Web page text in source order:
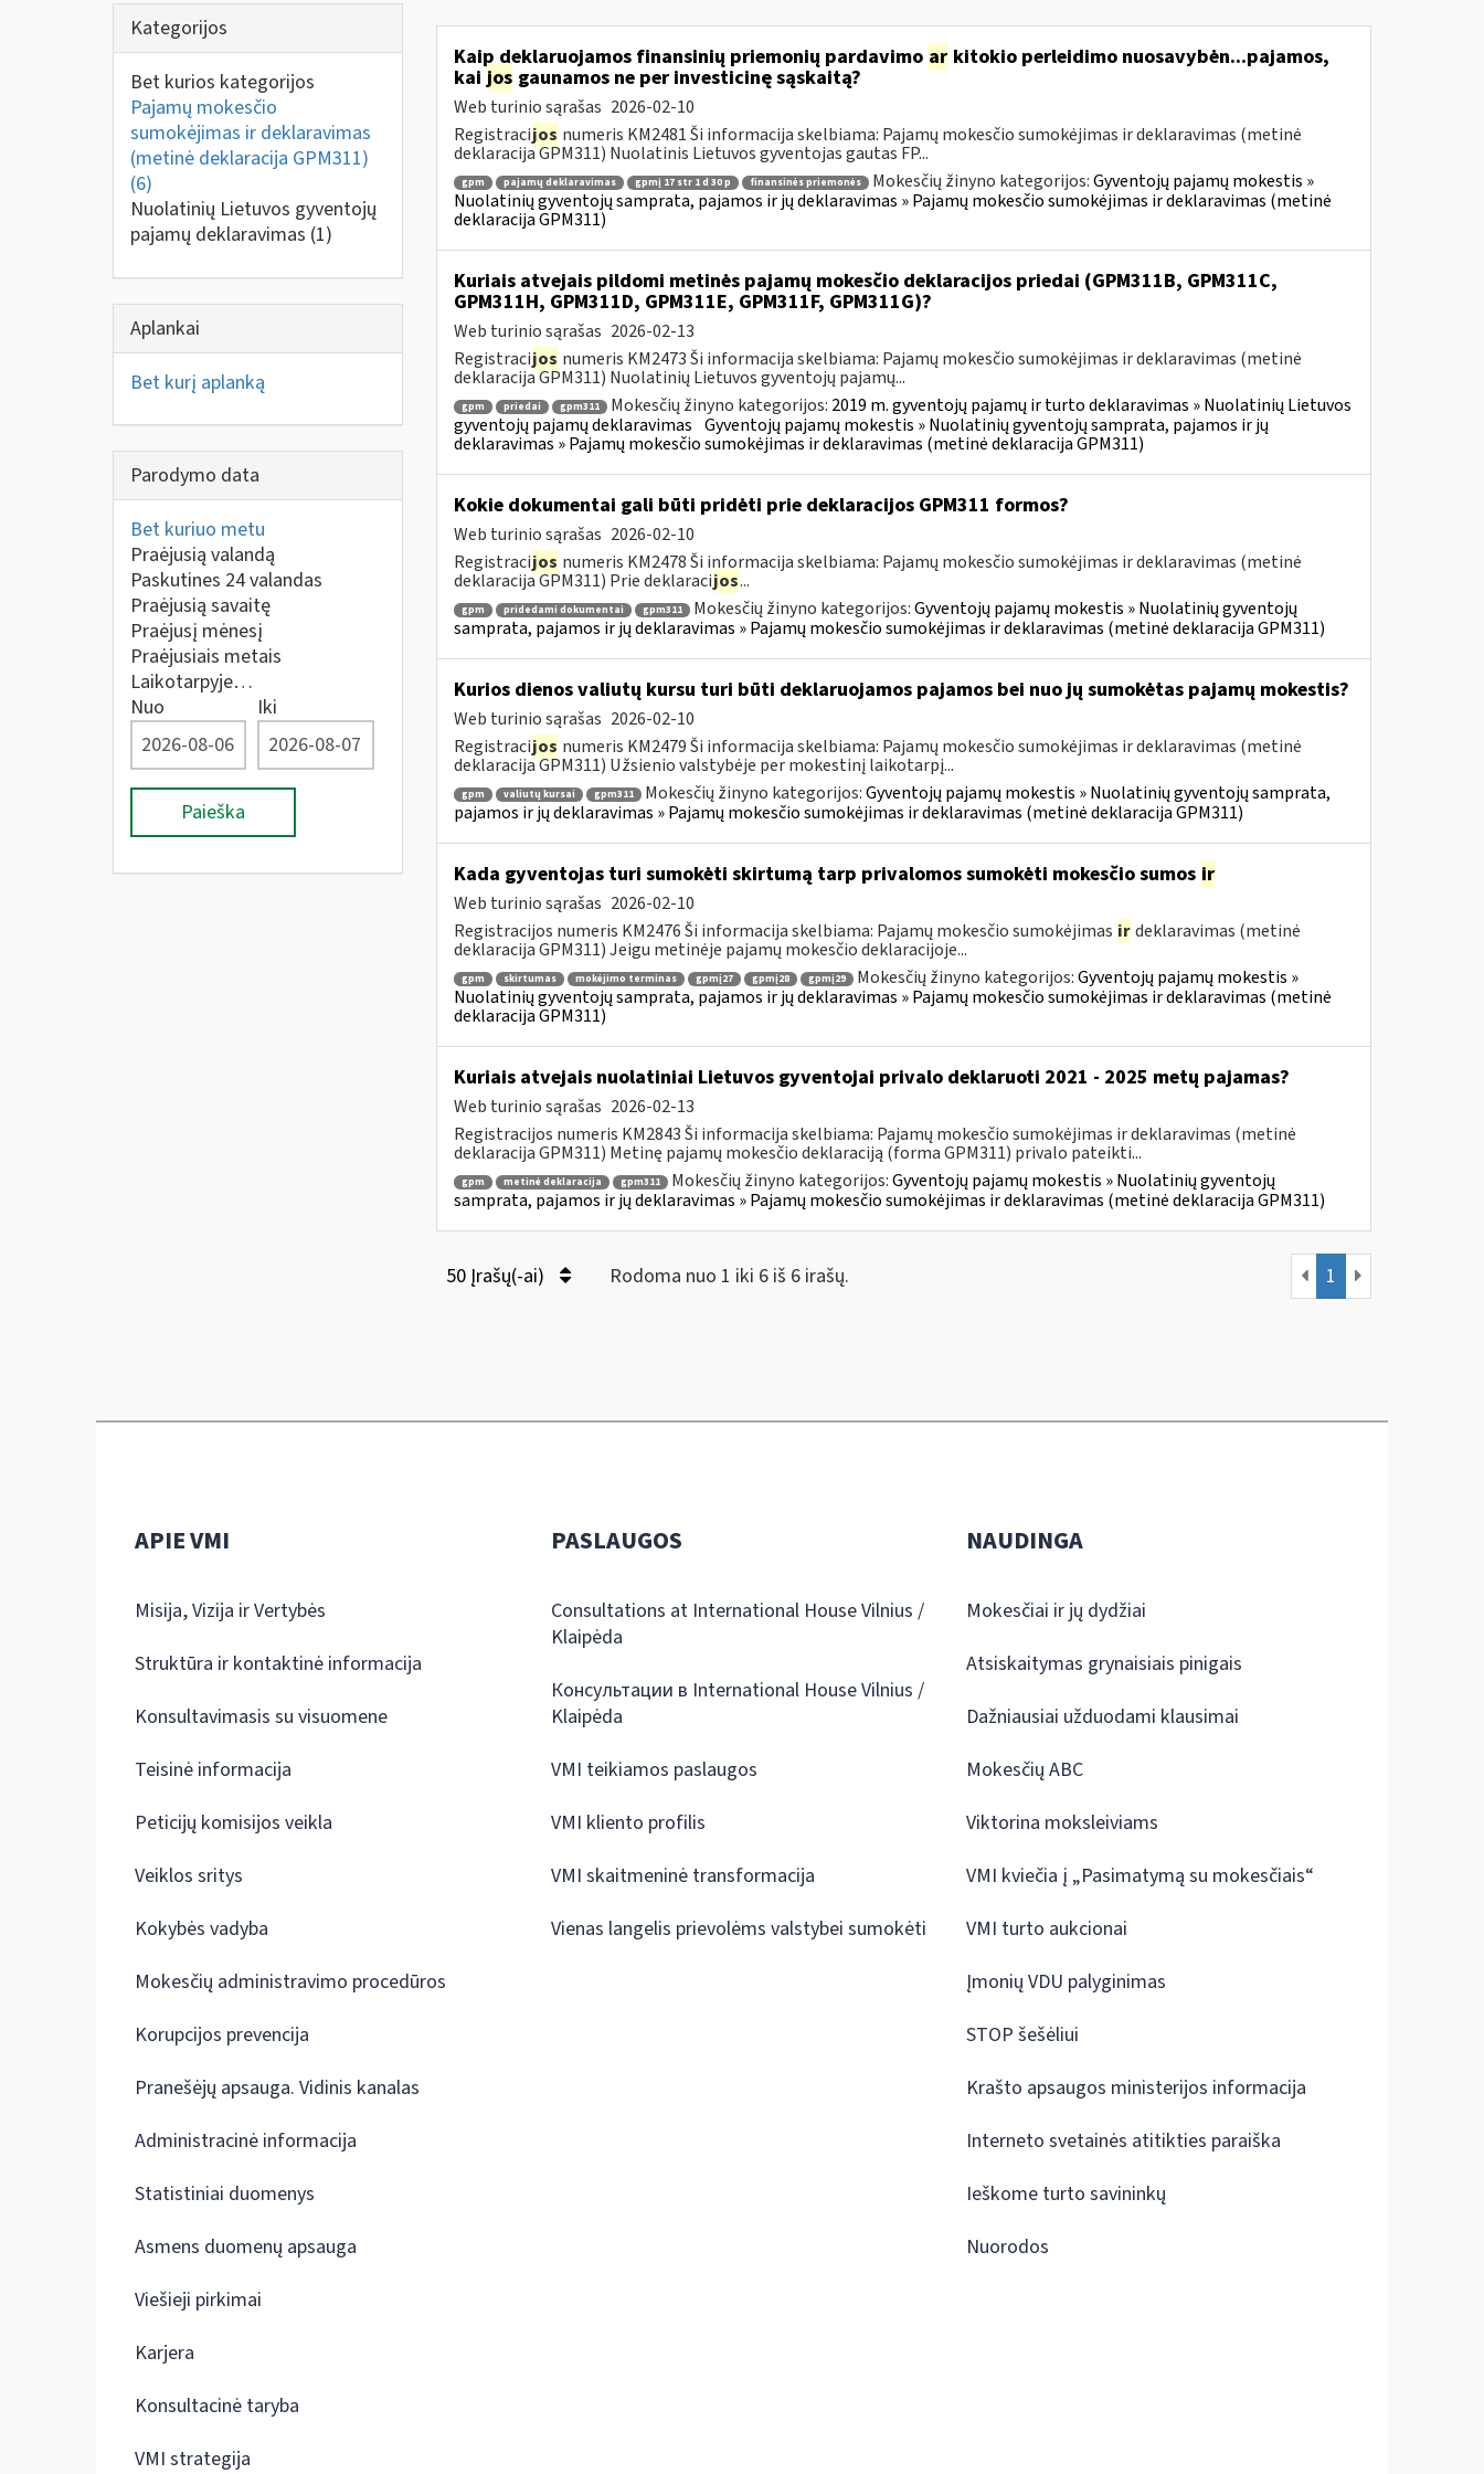
Kategorijos
Bet kurios kategorijos
Pajamų mokesčio
sumokėjimas ir deklaravimas
(metinė deklaracija GPM311)
(6)
Nuolatinių Lietuvos gyventojų
pajamų deklaravimas (1)
Aplankai
Bet kurį aplanką
Parodymo data
Bet kuriuo metu
Praėjusią valandą
Paskutines 24 valandas
Praėjusią savaitę
Praėjusį mėnesį
Praėjusiais metais
Laikotarpyje…
Nuo
Iki
Paieška
Kaip deklaruojamos finansinių priemonių pardavimo arkitokio perleidimo nuosavybėn...pajamos,
kai jos gaunamos ne per investicinę sąskaitą?
Web turinio sąrašas 2026-02-10
Registracijos numeris KM2481 Ši informacija skelbiama: Pajamų mokesčio sumokėjimas ir deklaravimas (metinė
deklaracija GPM311) Nuolatinis Lietuvos gyventojas gautas FP...
gpm pajamų deklaravimas gpmį 17 str 1 d 30 p finansinės priemonės Mokesčių žinyno kategorijos:Gyventojų pajamų mokestis »
Nuolatinių gyventojų samprata, pajamos ir jų deklaravimas » Pajamų mokesčio sumokėjimas ir deklaravimas (metinė
deklaracija GPM311)
Kuriais atvejais pildomi metinės pajamų mokesčio deklaracijos priedai (GPM311B, GPM311C,
GPM311H, GPM311D, GPM311E, GPM311F, GPM311G)?
Web turinio sąrašas 2026-02-13
Registracijos numeris KM2473 Ši informacija skelbiama: Pajamų mokesčio sumokėjimas ir deklaravimas (metinė
deklaracija GPM311) Nuolatinių Lietuvos gyventojų pajamų...
gpm priedai gpm311 Mokesčių žinyno kategorijos: 2019 m. gyventojų pajamų ir turto deklaravimas » Nuolatinių Lietuvos
gyventojų pajamų deklaravimas Gyventojų pajamų mokestis » Nuolatinių gyventojų samprata, pajamos ir jų
deklaravimas » Pajamų mokesčio sumokėjimas ir deklaravimas (metinė deklaracija GPM311)
Kokie dokumentai gali būti pridėti prie deklaracijos GPM311 formos?
Web turinio sąrašas 2026-02-10
Registracijos numeris KM2478 Ši informacija skelbiama: Pajamų mokesčio sumokėjimas ir deklaravimas (metinė
deklaracija GPM311) Prie deklaracijos...
gpm pridedami dokumentai gpm311 Mokesčių žinyno kategorijos:Gyventojų pajamų mokestis » Nuolatinių gyventojų
samprata, pajamos ir jų deklaravimas » Pajamų mokesčio sumokėjimas ir deklaravimas (metinė deklaracija GPM311)
Kurios dienos valiutų kursu turi būti deklaruojamos pajamos bei nuo jų sumokėtas pajamų mokestis?
Web turinio sąrašas 2026-02-10
Registracijos numeris KM2479 Ši informacija skelbiama: Pajamų mokesčio sumokėjimas ir deklaravimas (metinė
deklaracija GPM311) Užsienio valstybėje per mokestinį laikotarpį...
gpm valiutų kursai gpm311 Mokesčių žinyno kategorijos:Gyventojų pajamų mokestis » Nuolatinių gyventojų samprata,
pajamos ir jų deklaravimas » Pajamų mokesčio sumokėjimas ir deklaravimas (metinė deklaracija GPM311)
Kada gyventojas turi sumokėti skirtumą tarp privalomos sumokėti mokesčio sumos ir
Web turinio sąrašas 2026-02-10
Registracijos numeris KM2476 Ši informacija skelbiama: Pajamų mokesčio sumokėjimas ir deklaravimas (metinė
deklaracija GPM311) Jeigu metinėje pajamų mokesčio deklaracijoje...
gpm skirtumas mokėjimo terminas gpmį27 gpmį28 gpmį29 Mokesčių žinyno kategorijos:Gyventojų pajamų mokestis »
Nuolatinių gyventojų samprata, pajamos ir jų deklaravimas » Pajamų mokesčio sumokėjimas ir deklaravimas (metinė
deklaracija GPM311)
Kuriais atvejais nuolatiniai Lietuvos gyventojai privalo deklaruoti 2021 - 2025 metų pajamas?
Web turinio sąrašas 2026-02-13
Registracijos numeris KM2843 Ši informacija skelbiama: Pajamų mokesčio sumokėjimas ir deklaravimas (metinė
deklaracija GPM311) Metinę pajamų mokesčio deklaraciją (forma GPM311) privalo pateikti...
gpm metinė deklaracija gpm311 Mokesčių žinyno kategorijos:Gyventojų pajamų mokestis » Nuolatinių gyventojų
samprata, pajamos ir jų deklaravimas » Pajamų mokesčio sumokėjimas ir deklaravimas (metinė deklaracija GPM311)
50 Įrašų(-ai) Rodoma nuo 1 iki 6 iš 6 irašų. 1
APIE VMI
Misija, Vizija ir Vertybės
Struktūra ir kontaktinė informacija
Konsultavimasis su visuomene
Teisinė informacija
Peticijų komisijos veikla
Veiklos sritys
Kokybės vadyba
Mokesčių administravimo procedūros
Korupcijos prevencija
Pranešėjų apsauga. Vidinis kanalas
Administracinė informacija
Statistiniai duomenys
Asmens duomenų apsauga
Viešieji pirkimai
Karjera
Konsultacinė taryba
VMI strategija
PASLAUGOS
Consultations at International House Vilnius /
Klaipėda
Консультации в International House Vilnius /
Klaipėda
VMI teikiamos paslaugos
VMI kliento profilis
VMI skaitmeninė transformacija
Vienas langelis prievolėms valstybei sumokėti
NAUDINGA
Mokesčiai ir jų dydžiai
Atsiskaitymas grynaisiais pinigais
Dažniausiai užduodami klausimai
Mokesčių ABC
Viktorina moksleiviams
VMI kviečia į „Pasimatymą su mokesčiais“
VMI turto aukcionai
Įmonių VDU palyginimas
STOP šešėliui
Krašto apsaugos ministerijos informacija
Interneto svetainės atitikties paraiška
Ieškome turto savininkų
Nuorodos